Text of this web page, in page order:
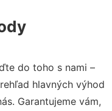
do toho s nami –
hlavných výhod
Garantujeme vám,